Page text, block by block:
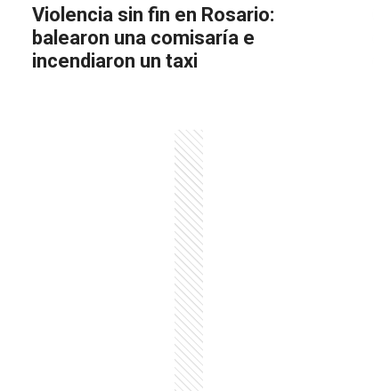
Violencia sin fin en Rosario:
balearon una comisaría e
incendiaron un taxi